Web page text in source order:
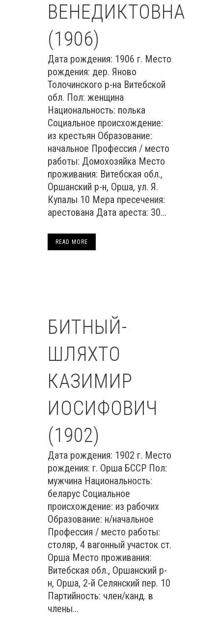
ВЕНЕДИКТОВНА
(1906)
Дата рождения: 1906 г. Место
рождения: дер. Яново
Толочинского р-на Витебской
обл. Пол: женщина
Национальность: полька
Социальное происхождение:
из крестьян Образование:
начальное Профессия / место
работы: Домохозяйка Место
проживания: Витебская обл.,
Оршанский р-н, Орша, ул. Я.
Купалы 10 Мера пресечения:
арестована Дата ареста: 30...
READ MORE
БИТНЫЙ-
ШЛЯХТО
КАЗИМИР
ИОСИФОВИЧ
(1902)
Дата рождения: 1902 г. Место
рождения: г. Орша БССР Пол:
мужчина Национальность:
беларус Социальное
происхождение: из рабочих
Образование: н/начальное
Профессия / место работы:
столяр, 4 вагонный участок ст.
Орша Место проживания:
Витебская обл., Оршанский р-
н, Орша, 2-й Селянский пер. 10
Партийность: член/канд. в
члены...